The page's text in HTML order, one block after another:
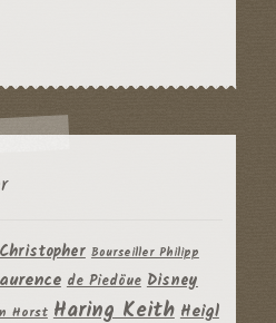
Bourseiller Philipp
de Piedöue Disney
Horst Haring Keith Heigl